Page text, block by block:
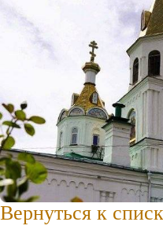
Вернуться к